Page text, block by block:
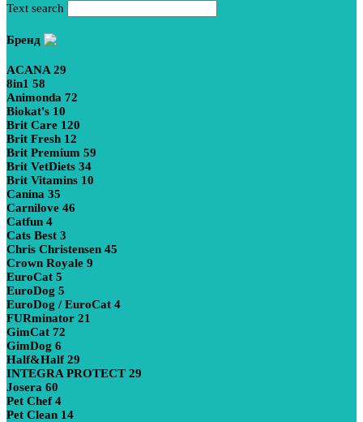
Text search
Бренд
ACANA 29
8in1 58
Animonda 72
Biokat's 10
Brit Care 120
Brit Fresh 12
Brit Premium 59
Brit VetDiets 34
Brit Vitamins 10
Canina 35
Carnilove 46
Catfun 4
Cats Best 3
Chris Christensen 45
Crown Royale 9
EuroCat 5
EuroDog 5
EuroDog / EuroCat 4
FURminator 21
GimCat 72
GimDog 6
Half&Half 29
INTEGRA PROTECT 29
Josera 60
Pet Chef 4
Pet Clean 14